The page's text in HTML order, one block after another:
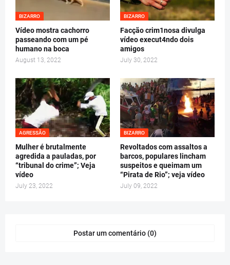
BIZARRO
Vídeo mostra cachorro
passeando com um pé
humano na boca
August 13, 2022
BIZARRO
Facção crim1nosa divulga
vídeo execut4ndo dois
amigos
July 30, 2022
AGRESSÃO
Mulher é brutalmente
agredida a pauladas, por
“tribunal do crime”; Veja
vídeo
July 23, 2022
BIZARRO
Revoltados com assaltos a
barcos, populares lincham
suspeitos e queimam um
“Pirata de Rio”; veja vídeo
July 09, 2022
Postar um comentário (0)